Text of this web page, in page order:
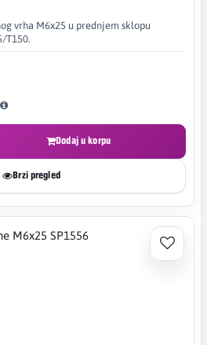
vrha M6x25 u prednjem sklopu
T150.
Dodaj u korpu
Brzi pregled